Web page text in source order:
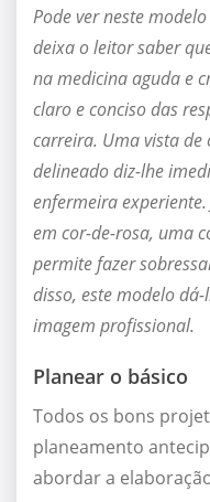
Pode ver neste
deixa o leitor saber
na medicina aguda e
claro e conciso das
carreira. Uma vista de
delineado diz-lhe
enfermeira
em cor-de-rosa, uma
permite fazer
disso, este modelo
imagem profissional.
Planear o básico
Todos os bons
planeamento
abordar a